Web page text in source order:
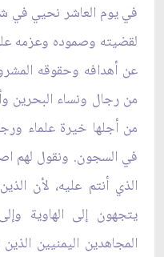
في يوم العاشر نحيي في
لقضيته وصموده وعزمه
عن أهدافه وحقوقه
من رجال ونساء
من أجلها خيرة علماء
في السجون. ونقول لهم
الذي أنتم عليه، لأن
يتجهون إلى الهاوية
المجاهدين اليمنيين